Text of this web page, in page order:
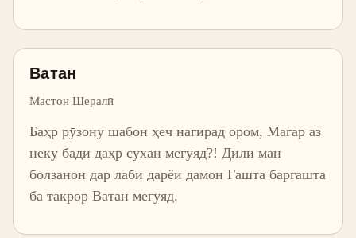
Ватан
Мастон Шералӣ
Баҳр рӯзону шабон ҳеч нагирад ором, Магар аз
неку бади даҳр сухан мегӯяд?! Дили ман
болзанон дар лаби дарёи дамон Гашта баргашта
ба такрор Ватан мегӯяд.